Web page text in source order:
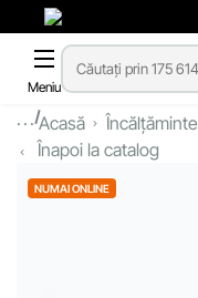
Meniu
...Acasă Încălțăminte
Înapoi la catalog
NUMAI ONLINE